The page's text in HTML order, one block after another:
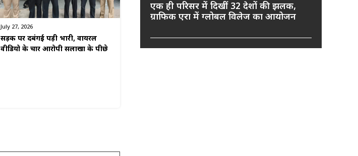
July 27, 2026
सड़क पर दबंगई पड़ी भारी, वायरल
वीडियो के चार आरोपी सलाखों के पीछे
एक ही परिसर में दिखीं 32 देशों की झलक,
ग्राफिक एरा में ग्लोबल विलेज का आयोजन